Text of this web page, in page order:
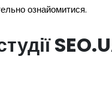
ознайомитися.